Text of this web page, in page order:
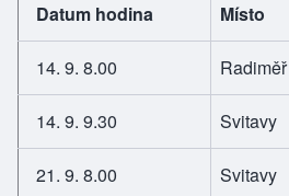
Datum hodina Místo
14. 9. 8.00 Radiměř
14. 9. 9.30 Svitavy
21. 9. 8.00 Svitavy